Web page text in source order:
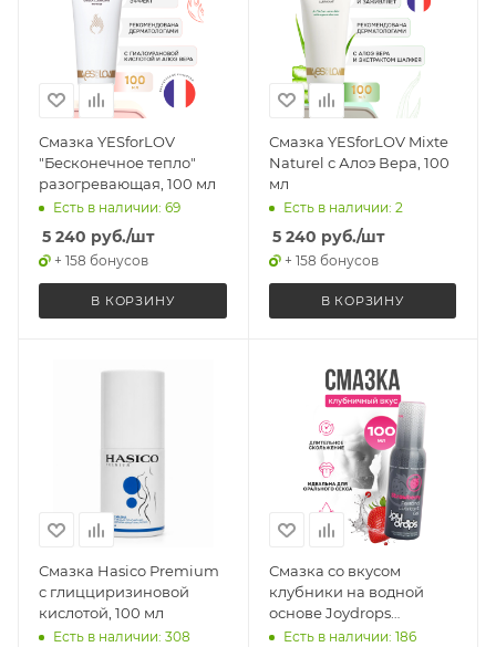
Смазка YESforLOV
"Бесконечное тепло"
разогревающая, 100 мл
Есть в наличии: 69
5 240 руб./шт
+ 158 бонусов
В КОРЗИНУ
Смазка YESforLOV Mixte
Naturel с Алоэ Вера, 100
мл
Есть в наличии: 2
5 240 руб./шт
+ 158 бонусов
В КОРЗИНУ
Смазка Hasico Premium
с глицциризиновой
кислотой, 100 мл
Есть в наличии: 308
Смазка со вкусом
клубники на водной
основе Joydrops
Strawberry, 100 мл
Есть в наличии: 186